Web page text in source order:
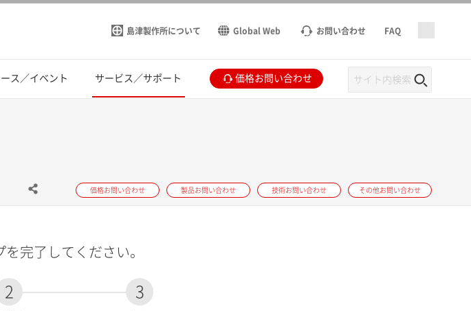
島津製作所について Global Web お問い合わせ FAQ
ス／イベント サービス／サポート 価格お問い合わせ
価格お問い合わせ 製品お問い合わせ 技術お問い合わせ その他お問い合わせ
完了してください。
2 3